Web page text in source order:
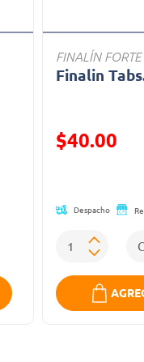
FINALÍN FORTE
Finalin
Precio
$40.00
Despacho